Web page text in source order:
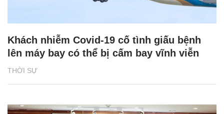
THỜI SỰ
Khách nhiễm Covid-19 cố tình giấu bệnh
lên máy bay có thể bị cấm bay vĩnh viễn